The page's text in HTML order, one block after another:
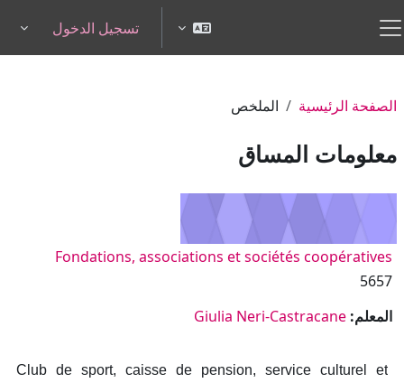
واجهة جانبية
تسجيل الدخول
الصفحة الرئيسية الملخص
معلومات المساق
Fondations, associations et sociétés coopératives
5657
المعلم: Giulia Neri-Castracane
Club de sport, caisse de pension, service culturel et